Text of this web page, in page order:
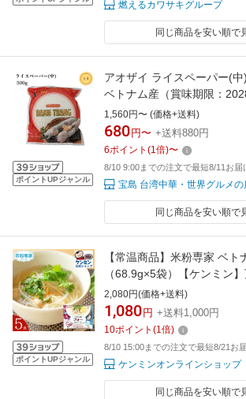
燃えるカワサキグループ
同じ商品を安い順で
ポイントUPジャンル
アオザイ ライスペーパー(
ベトナム産（賞味期限：
1,560円〜 (価格+送料)
680 円〜 +送料880円
6ポイント (1倍)〜
8/10 9:00までの注文で最短8/11お届
宝島 台湾中華・世界グルメの
同じ商品を安い順で
ポイントUPジャンル
【常温商品】米粉専家 ベト
（68.9g×5袋）【ケンミン
ーティ 麺類 夜食 お子様 お
惣菜 ギフト プレゼント ※レ
りませんビーフンの健民飯店
2,080円(価格+送料)
1,080 円 +送料1,000円
10ポイント (1倍)
8/10 15:00までの注文で最短8/21お
ケンミンオンラインショップ
同じ商品を安い順で